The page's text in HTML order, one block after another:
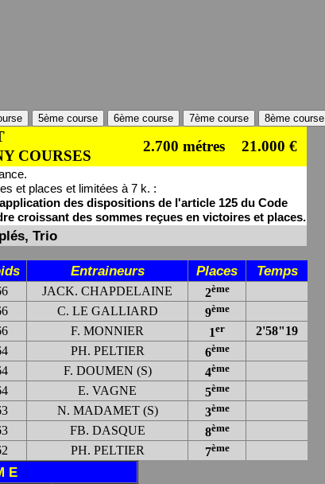
5ème course 6ème course 7ème course 8ème course
COURSES
2.700 métres 21.000 €
et places et limitées à 7 k. :
des dispositions de l'article 125 du Code
croissant des sommes reçues en victoires et places.
Trio
Entraineurs Places Temps
JACK. CHAPDELAINE 2ème
C. LE GALLIARD 9ème
F. MONNIER 1er
2'58"19
PH. PELTIER 6ème
F. DOUMEN (S) 4ème
E. VAGNE 5ème
N. MADAMET (S) 3ème
FB. DASQUE 8ème
PH. PELTIER 7ème
E